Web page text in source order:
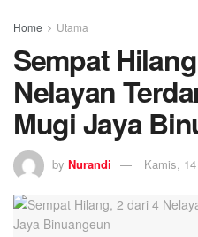
Home Utama
Sempat
Nelayan
Mugi Jaya
by Nurandi Kamis,